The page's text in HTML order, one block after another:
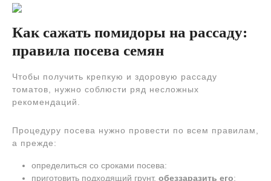
Как сажать помидоры на рассаду:
правила посева семян
Чтобы получить крепкую и здоровую рассаду
томатов, нужно соблюсти ряд несложных
рекомендаций.
Процедуру посева нужно провести по всем правилам,
а прежде:
определиться со сроками посева:
приготовить подходящий грунт, обеззаразить его;